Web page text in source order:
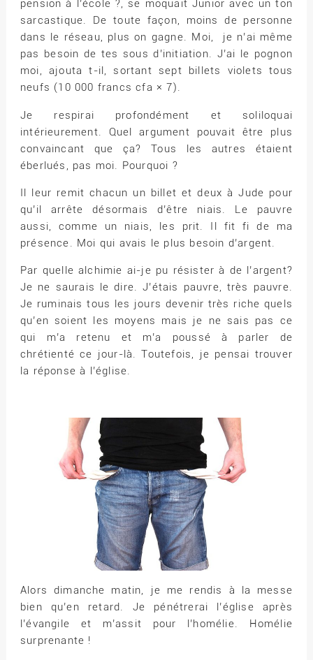
pension à l’école ?, se moquait Junior avec un ton
sarcastique. De toute façon, moins de personne
dans le réseau, plus on gagne. Moi, je n’ai même
pas besoin de tes sous d’initiation. J’ai le pognon
moi, ajouta t-il, sortant sept billets violets tous
neufs (10 000 francs cfa × 7).
Je respirai profondément et soliloquai
intérieurement. Quel argument pouvait être plus
convaincant que ça? Tous les autres étaient
éberlués, pas moi. Pourquoi ?
Il leur remit chacun un billet et deux à Jude pour
qu’il arrête désormais d’être niais. Le pauvre
aussi, comme un niais, les prit. Il fit fi de ma
présence. Moi qui avais le plus besoin d’argent.
Par quelle alchimie ai-je pu résister à de l’argent?
Je ne saurais le dire. J’étais pauvre, très pauvre.
Je ruminais tous les jours devenir très riche quels
qu’en soient les moyens mais je ne sais pas ce
qui m’a retenu et m’a poussé à parler de
chrétienté ce jour-là. Toutefois, je pensai trouver
la réponse à l’église.
Alors dimanche matin, je me rendis à la messe
bien qu’en retard. Je pénétrerai l’église après
l’évangile et m’assit pour l’homélie. Homélie
surprenante !